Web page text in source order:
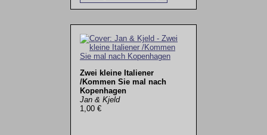
Zwei kleine Italiener
/Kommen Sie mal nach
Kopenhagen
Jan & Kjeld
1,00 €